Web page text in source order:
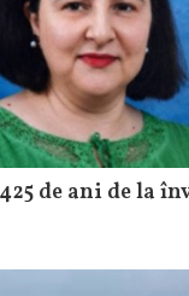
de ani de la